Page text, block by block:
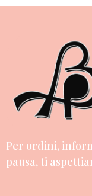
Per ordini,
pausa, ti